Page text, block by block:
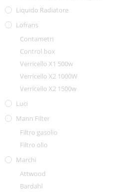
Liquido Radiatore
Lofrans
Contametri
Control box
Verricello X1 500w
Verricello X2 1000W
Verricello X2 1500w
Luci
Mann Filter
Filtro gasolio
Filtro olio
Marchi
Attwood
Bardahl